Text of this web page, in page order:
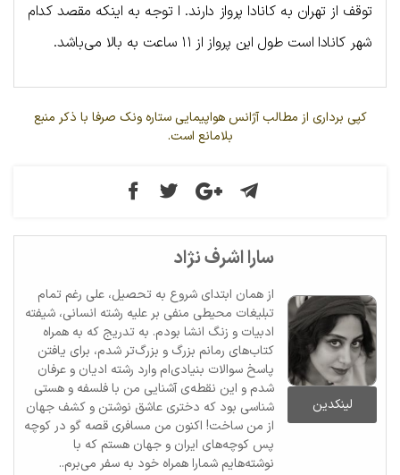
توقف از تهران به کانادا پرواز دارند. ا توجه به اینکه مقصد کدام
شهر کانادا است طول این پرواز از ۱۱ ساعت به بالا می‌باشد.
کپی برداری از مطالب آژانس هواپیمایی ستاره ونک صرفا با ذکر منبع
بلامانع است.
لینکدین
سارا اشرف نژاد
از همان ابتدای شروع به تحصیل، علی رغم تمام
تبلیغات محیطی منفی بر علیه رشته انسانی، شیفته
ادبیات و زنگ انشا بودم. به تدریج که به همراه
کتاب‌های رمانم بزرگ‌ و بزرگ‌تر شدم، برای یافتن
پاسخ سوالات بنیادی‌ام وارد رشته ادیان و عرفان
شدم و این نقطه‌ی آشنایی من با فلسفه و هستی
شناسی بود که دختری عاشق نوشتن و کشف جهان
از من ساخت! اکنون من مسافری قصه گو در کوچه
پس کوچه‌های ایران و جهان هستم که با
نوشته‌هایم شمارا همراه خود به سفر می‌برم..